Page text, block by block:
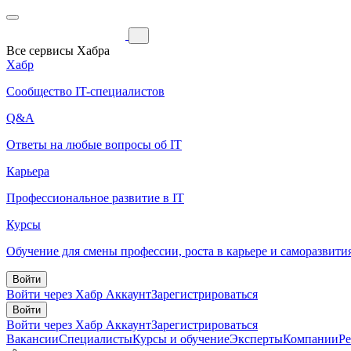
Все сервисы Хабра
Хабр
Сообщество IT-специалистов
Q&A
Ответы на любые вопросы об IT
Карьера
Профессиональное развитие в IT
Курсы
Обучение для смены профессии, роста в карьере и
Войти
Войти через Хабр АккаунтЗарегистрироваться
Войти
Войти через Хабр АккаунтЗарегистрироваться
ВакансииСпециалистыКурсы и обучениеЭкспертыКомпании